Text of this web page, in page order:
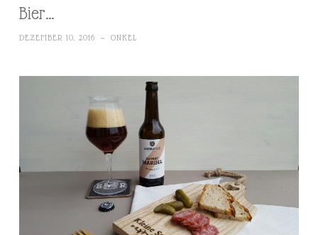
Bier…
DEZEMBER 10, 2016 ~ ONKEL